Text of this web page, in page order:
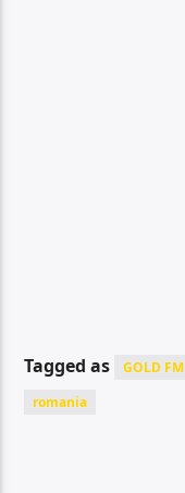
Tagged as GOLD FM
romania